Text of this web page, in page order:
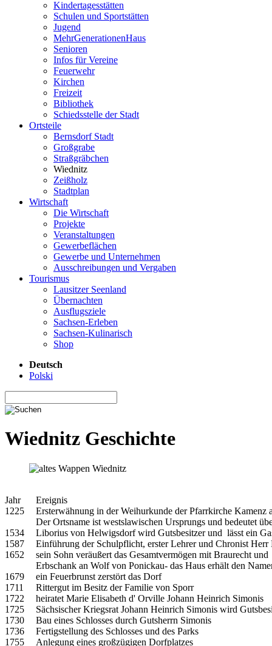
Kindertagesstätten
Schulen und Sportstätten
Jugend
MehrGenerationenHaus
Senioren
Infos für Vereine
Feuerwehr
Kirchen
Freizeit
Bibliothek
Schiedsstelle der Stadt
Ortsteile
Bernsdorf Stadt
Großgrabe
Straßgräbchen
Wiednitz
Zeißholz
Stadtplan
Wirtschaft
Die Wirtschaft
Projekte
Veranstaltungen
Gewerbeflächen
Gewerbe und Unternehmen
Ausschreibungen und Vergaben
Tourismus
Lausitzer Seenland
Übernachten
Ausflugsziele
Sachsen-Erleben
Sachsen-Kulinarisch
Shop
Deutsch
Polski
Wiednitz Geschichte
Jahr
Ereignis
1225
Ersterwähnung in der Weihurkunde der Pfarrkirche Kamenz
Der Ortsname ist westslawischen Ursprungs und bedeutet
1534
Liborius von Helwigsdorf wird Gutsbesitzer und lässt ein
1587
Einführung der Schulpflicht, erster Lehrer und Chronist Herr
1652
sein Sohn veräußert das Gesamtvermögen mit Braurecht und
Erbschank an Wolf von Ponickau- das Haus erhält den
1679
ein Feuerbrunst zerstört das Dorf
1711
Rittergut im Besitz der Familie von Sporr
1722
heiratet Marie Elisabeth d' Orville Johann Heinrich Simonis
1725
Sächsischer Kriegsrat Johann Heinrich Simonis wird
1730
Bau eines Schlosses durch Gutsherrn Simonis
1736
Fertigstellung des Schlosses und des Parks
1755
Anlegung eines großzügigen Dorfplatzes